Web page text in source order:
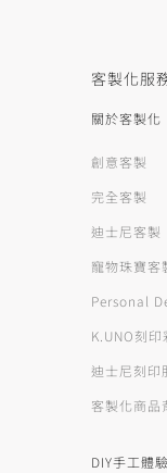
客製化服
關於客製化
創意客製
完全客製
迪士尼客製
寵物珠寶客
Personal
K.UNO刻
迪士尼刻印
客製化商品
DIY手工體驗